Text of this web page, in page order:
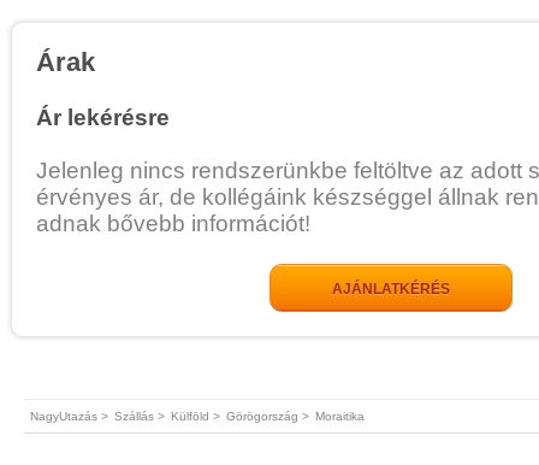
Árak
Ár lekérésre
Jelenleg nincs rendszerünkbe feltöltve az adott
érvényes ár, de kollégáink készséggel állnak
adnak bővebb információt!
AJÁNLATKÉRÉS
NagyUtazás > Szállás > Külföld > Görögország > Moraitika